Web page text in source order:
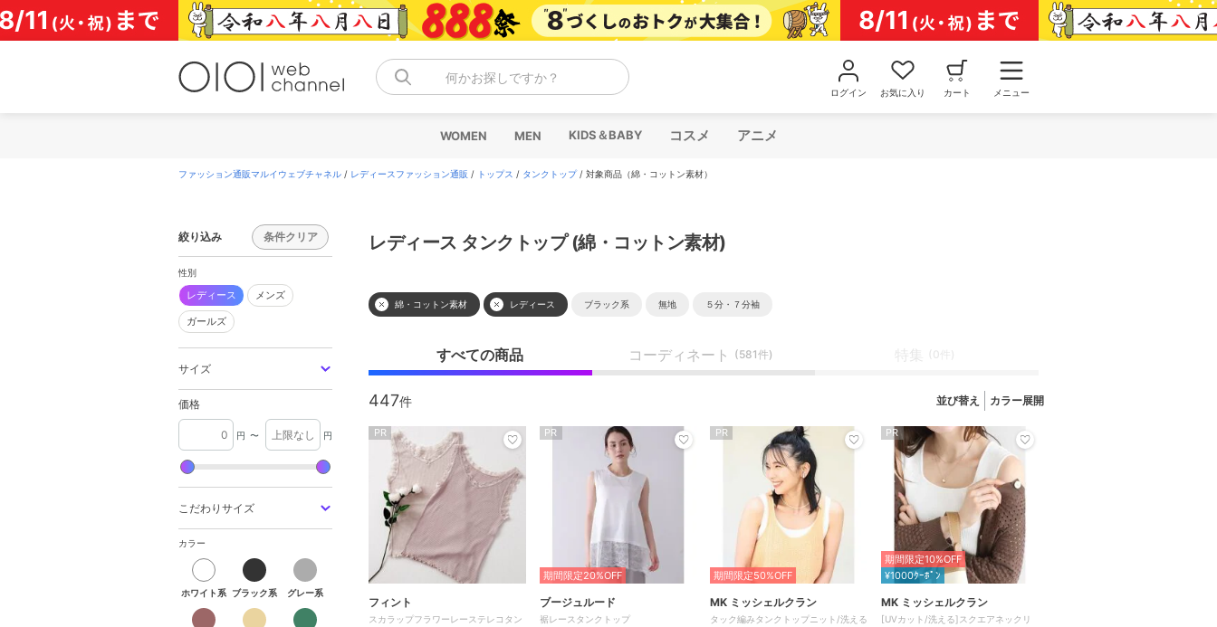
コ
ン
テ
何かお探しですか？
ログイン お気に入り カート メニュー
WOMEN MEN KIDS＆BABY コスメ アニメ
ファッション通販マルイウェブチャネル / レディースファッション通販 / トップス / タンクトップ/ 対象商品（綿・コットン素材）
絞り込み 条件クリア
性別
レディース メンズ
ガールズ
サイズ
価格
円 〜 円
こだわりサイズ
カラー
ホワイト系 ブラック系 グレー系
レディース タンクトップ (綿・コットン素材)
綿・コットン素材 レディース ブラック系 無地 ５分・７分袖
すべての商品 コーディネート (581件) 特集 (0件)
447 並び替え カラー展開
PR
フィント
スカラップフラワーレーステレコタン
PR
期間限定20%OFF
ブージュルード
裾レースタンクトップ
PR
期間限定50%OFF
MK ミッシェルクラン
タック編みタンクトップニット/洗える
PR
期間限定10%OFF
¥1000ｸｰﾎﾟﾝ
MK ミッシェルクラン
[UVカット/洗える]スクエアネックリ